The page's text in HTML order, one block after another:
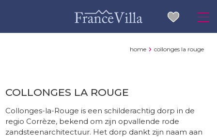
home collonges la rouge
COLLONGES LA ROUGE
Collonges-la-Rouge is een schilderachtig dorp in de
regio Corrèze, bekend om zijn opvallende rode
zandsteenarchitectuur. Het dorp dankt zijn naam aan